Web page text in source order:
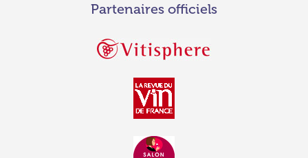
Partenaires officiels